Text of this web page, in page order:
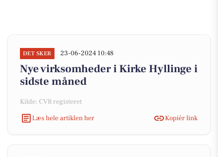
DET SKER 23-06-2024 10:48
Nye virksomheder i Kirke Hyllinge i
sidste måned
Kilde: CVR registeret
Læs hele artiklen her
Kopiér link